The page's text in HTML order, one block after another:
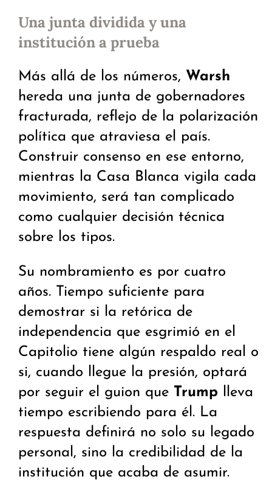
Una junta dividida y una
institución a prueba
Más allá de los números, Warsh
hereda una junta de gobernadores
fracturada, reflejo de la polarización
política que atraviesa el país.
Construir consenso en ese entorno,
mientras la Casa Blanca vigila cada
movimiento, será tan complicado
como cualquier decisión técnica
sobre los tipos.
Su nombramiento es por cuatro
años. Tiempo suficiente para
demostrar si la retórica de
independencia que esgrimió en el
Capitolio tiene algún respaldo real o
si, cuando llegue la presión, optará
por seguir el guion que Trump lleva
tiempo escribiendo para él. La
respuesta definirá no solo su legado
personal, sino la credibilidad de la
institución que acaba de asumir.